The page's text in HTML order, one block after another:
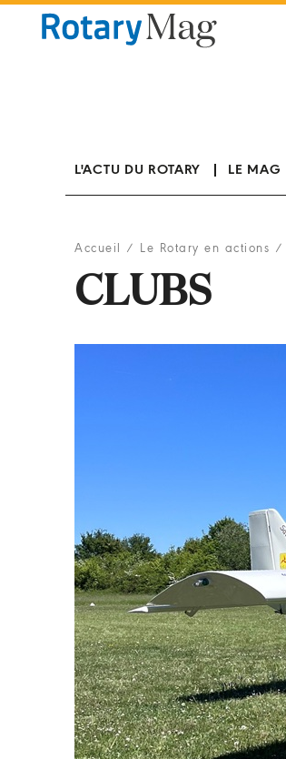
L'ACTU DU ROTARY LE MAG
Accueil / Le Rotary en actions /
CLUBS
Panneau de gestion des cookies